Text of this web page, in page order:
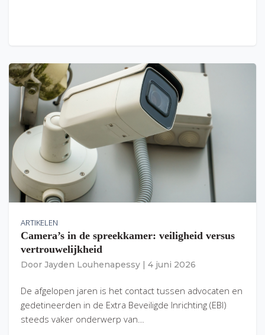
ARTIKELEN
Camera’s in de spreekkamer: veiligheid versus
vertrouwelijkheid
Door Jayden Louhenapessy 4 juni 2026
De afgelopen jaren is het contact tussen advocaten en
gedetineerden in de Extra Beveiligde Inrichting (EBI)
steeds vaker onderwerp van…